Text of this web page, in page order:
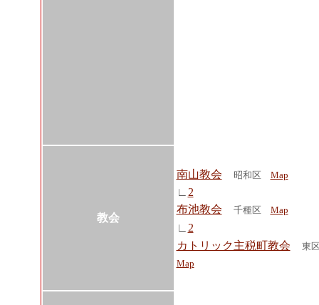
教会
南山教会 昭和区 Map
∟ 2
布池教会
千種区 Map
∟ 2
カトリック主税町教会
東
Map